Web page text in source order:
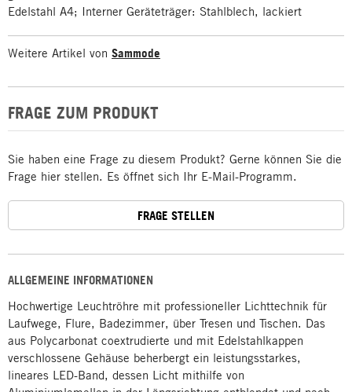
ALLGEMEINE INFORMATIONEN
Hochwertige Leuchtröhre mit professioneller Lichttechnik für
Laufwege, Flure, Badezimmer, über Tresen und Tischen. Das
aus Polycarbonat coextrudierte und mit Edelstahlkappen
verschlossene Gehäuse beherbergt ein leistungsstarkes,
lineares LED-Band, dessen Licht mithilfe von
Edelstahl A4; Interner Geräteträger: Stahlblech, lackiert
Weitere Artikel von Sammode
FRAGE ZUM PRODUKT
Sie haben eine Frage zu diesem Produkt? Gerne können Sie die
Frage hier stellen. Es öffnet sich Ihr E-Mail-Programm.
FRAGE STELLEN